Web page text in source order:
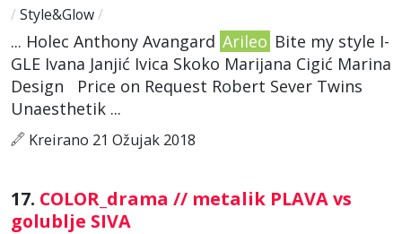
/ Style&Glow/
... Holec Anthony Avangard Arileo Bite my style I-
GLE Ivana Janjić Ivica Skoko Marijana Cigić Marina
Design Price on Request Robert Sever Twins
Unaesthetik ...
Kreirano 21 Ožujak 2018
17. COLOR_drama // metalik PLAVA vs
golublje SIVA